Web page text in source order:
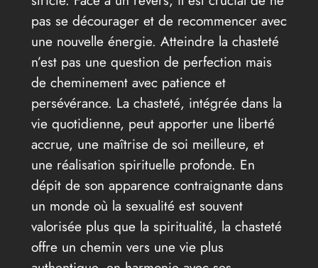
pas se décourager et de recommencer avec
une nouvelle énergie. Atteindre la chasteté
n’est pas une question de perfection mais
de cheminement avec patience et
persévérance. La chasteté, intégrée dans la
vie quotidienne, peut apporter une liberté
accrue, une maîtrise de soi meilleure, et
une réalisation spirituelle profonde. En
dépit de son apparence contraignante dans
un monde où la sexualité est souvent
valorisée plus que la spiritualité, la chasteté
offre un chemin vers une vie plus